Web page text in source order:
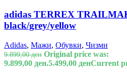
adidas TERREX
black/grey/yellow
Adidas, Мажи, Обувки, Чизми
9.899,00ден Original price was:
9.899,00 ден.5.499,00 денCurrent